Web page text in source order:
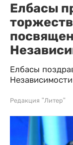
Елбасы
Елбасы
Редакция "Литер"